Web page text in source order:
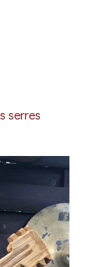
serres